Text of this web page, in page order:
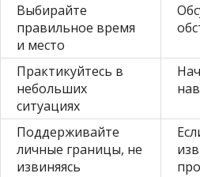
Выбирайте
правильное время
и место
Практикуйтесь в
небольших
ситуациях
Поддерживайте
личные границы, не
извиняясь